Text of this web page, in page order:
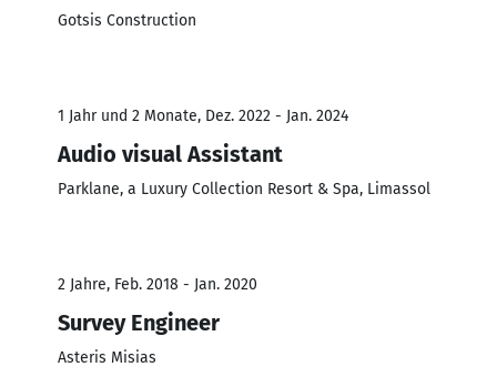
Gotsis Construction
1 Jahr und 2 Monate, Dez. 2022 - Jan. 2024
Audio visual Assistant
Parklane, a Luxury Collection Resort & Spa, Limassol
2 Jahre, Feb. 2018 - Jan. 2020
Survey Engineer
Asteris Misias